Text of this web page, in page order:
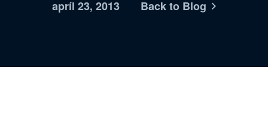
apríl 23, 2013 Back to Blog